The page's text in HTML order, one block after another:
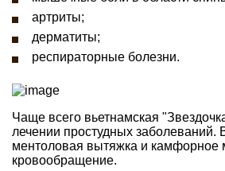
артриты;
дерматиты;
респираторные болезни.
Чаще всего вьетнамская
лечении простудных заболеваний.
ментоловая вытяжка и камфорное
кровообращение.